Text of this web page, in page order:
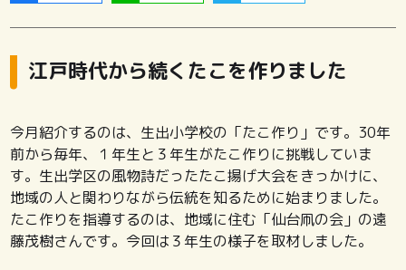
江戸時代から続くたこを作りました
今月紹介するのは、生出小学校の「たこ作り」です。30年
前から毎年、１年生と３年生がたこ作りに挑戦していま
す。生出学区の風物詩だったたこ揚げ大会をきっかけに、
地域の人と関わりながら伝統を知るために始まりました。
たこ作りを指導するのは、地域に住む「仙台凧の会」の遠
藤茂樹さんです。今回は３年生の様子を取材しました。